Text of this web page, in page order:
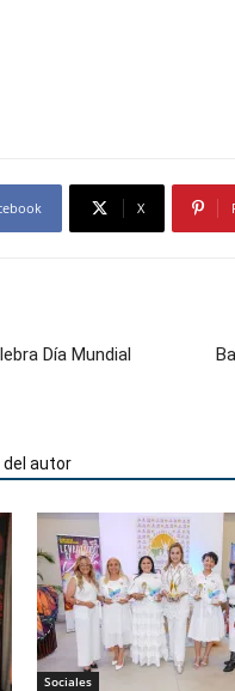
X
Día Mundial
del autor
Sociales